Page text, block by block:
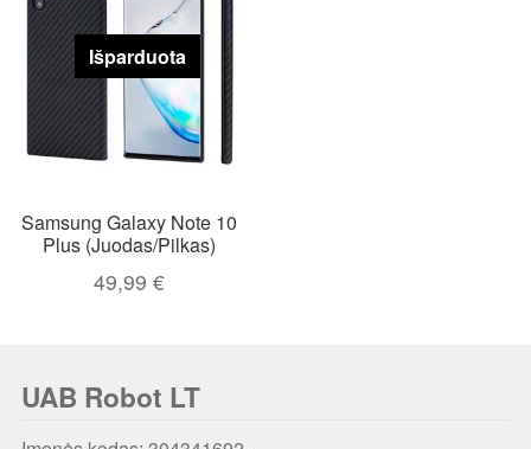
Išparduota
Samsung Galaxy Note 10
Plus (Juodas/Pilkas)
49,99€
UAB Robot LT